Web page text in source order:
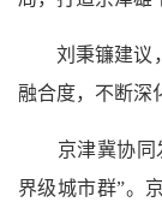
刘秉镰建议，
融合度，不断深
京津冀协同发
界级城市群”。